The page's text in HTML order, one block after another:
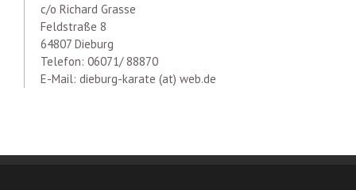
c/o Richard Grasse
Feldstraße 8
64807 Dieburg
Telefon: 06071/ 88870
E-Mail: dieburg-karate (at) web.de